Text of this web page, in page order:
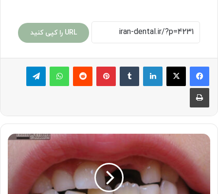
URL را کپی کنید
لینکدین ‫تامبلر پینترست‫رددیت واتس آپ تلگرام
چاپ
بررسی
تأخیر
دندان